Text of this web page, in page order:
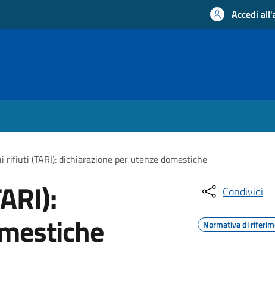
Accedi
rifiuti (TARI): dichiarazione per utenze domestiche
Condividi
Normativa di